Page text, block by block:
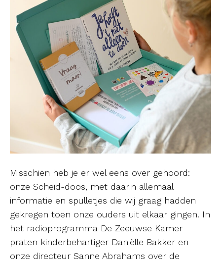
Misschien heb je er wel eens over gehoord:
onze Scheid-doos, met daarin allemaal
informatie en spulletjes die wij graag hadden
gekregen toen onze ouders uit elkaar gingen. In
het radioprogramma De Zeeuwse Kamer
praten kinderbehartiger Daniëlle Bakker en
onze directeur Sanne Abrahams over de